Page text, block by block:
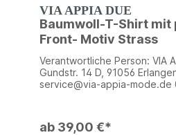
VIA APPIA DUE
Baumwoll-T-Shirt mit
Front- Motiv Strass
Verantwortliche Person: VIA
Gundstr. 14 D, 91056
service@via-appia-mode.de
ab 39,00 €*